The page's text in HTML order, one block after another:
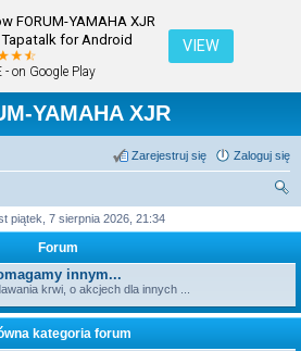
FORUM-YAMAHA XJR
for Android
- on Google Play
VIEW
YAMAHA XJR
Zaloguj się
Zarejestruj się
piątek, 7 sierpnia 2026, 21:34
Forum
innym...
krwi, o akcjech dla innych ...
kategoria forum